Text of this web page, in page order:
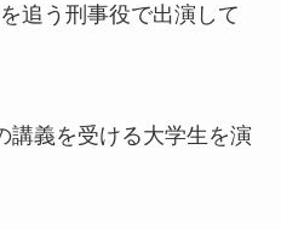
追う刑事役で出演して
講義を受ける大学生を演